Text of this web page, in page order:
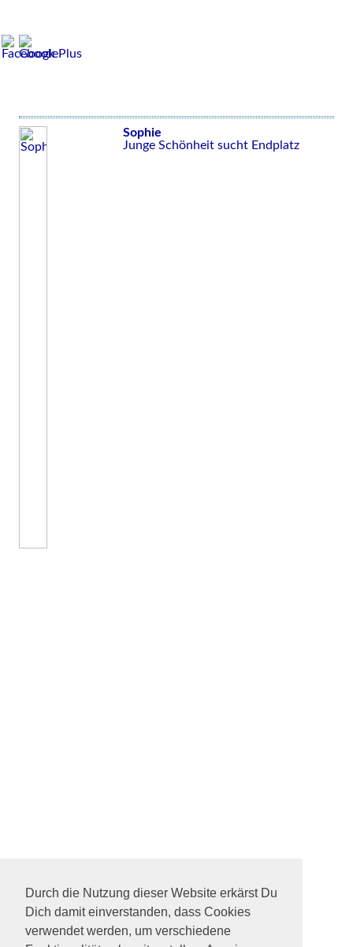
Durch die Nutzung dieser Website erkärst Du
Dich damit einverstanden, dass Cookies
verwendet werden, um verschiedene
Sophie
Junge Schönheit sucht Endplatz